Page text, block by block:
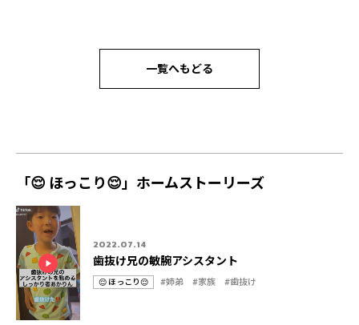
一覧へもどる
「😌 ほっこり😌」ホームストーリーズ
2022.07.14
歯抜け兄の敏腕アシスタント
カ😌 ほっこり😌
タ
#姉弟 #家族 #歯抜け